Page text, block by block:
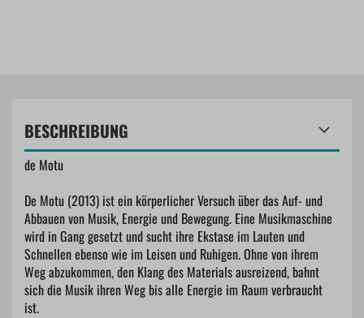
BESCHREIBUNG
de Motu
De Motu (2013) ist ein körperlicher Versuch über das Auf- und
Abbauen von Musik, Energie und Bewegung. Eine Musikmaschine
wird in Gang gesetzt und sucht ihre Ekstase im Lauten und
Schnellen ebenso wie im Leisen und Ruhigen. Ohne von ihrem
Weg abzukommen, den Klang des Materials ausreizend, bahnt
sich die Musik ihren Weg bis alle Energie im Raum verbraucht
ist.